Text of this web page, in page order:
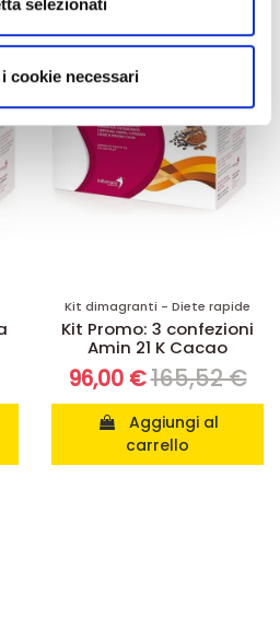
Condividiamo inoltre
cui utilizza il nostro sito con i
di analisi dei dati web,
i quali potrebbero combinarle
ha fornito loro o che hanno
loro servizi.
selezionati
cookie necessari
Kit dimagranti - Diete rapide
Kit Promo: 3 confezioni
Amin 21 K Cacao
96,00 €165,52 €
carrello